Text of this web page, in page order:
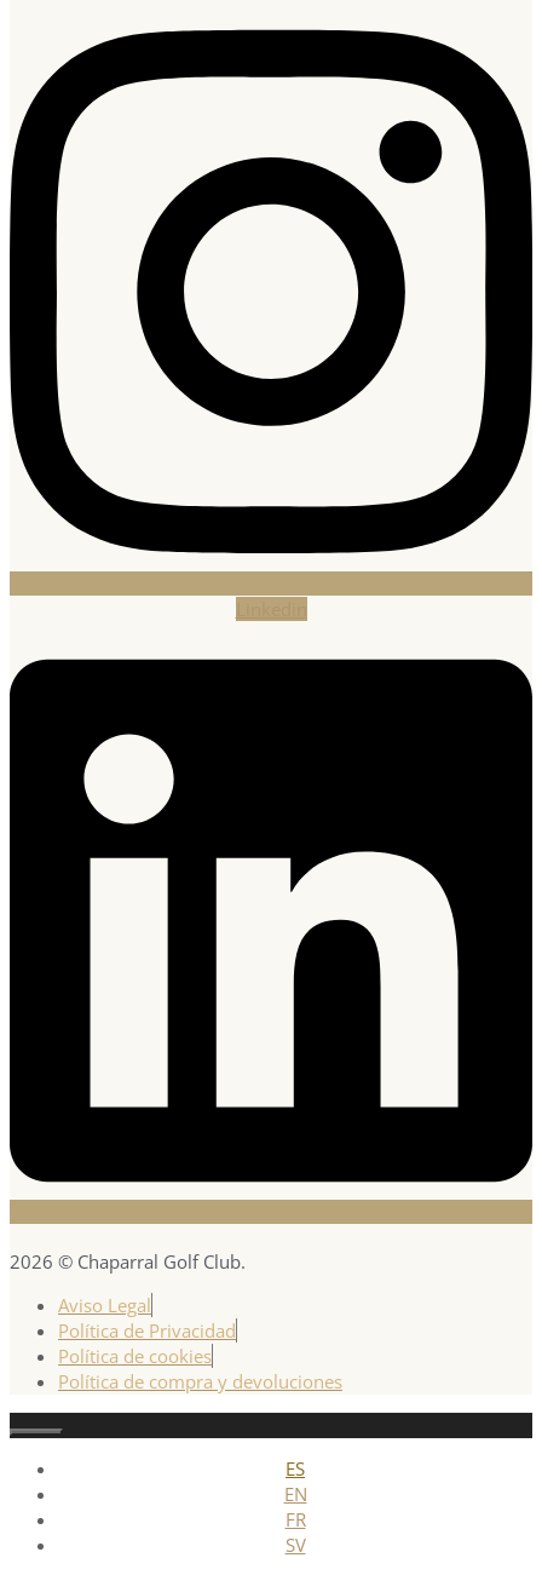
2026 © Chaparral Golf Club.
Aviso Legal
Política de Privacidad
Política de cookies
Política de compra y devoluciones
Cerrar
ES
EN
FR
SV